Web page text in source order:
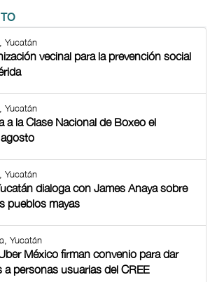
Yucatán
vecinal para la prevención social
Yucatán
a la Clase Nacional de Boxeo el
Yucatán
dialoga con James Anaya sobre
pueblos mayas
Yucatán
México firman convenio para dar
personas usuarias del CREE